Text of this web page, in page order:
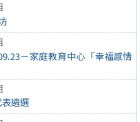
－家庭教育中心「幸福感情
遴選